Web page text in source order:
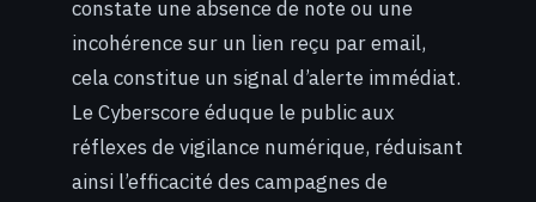
constate une absence de note ou une
incohérence sur un lien reçu par email,
cela constitue un signal d’alerte immédiat.
Le Cyberscore éduque le public aux
réflexes de vigilance numérique, réduisant
ainsi l’efficacité des campagnes de